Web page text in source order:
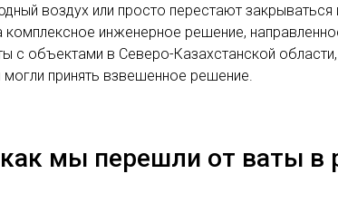
воздух или просто перестают
комплексное инженерное решение,
с объектами в Северо-Казахстанской
принять взвешенное решение.
мы перешли от ваты в